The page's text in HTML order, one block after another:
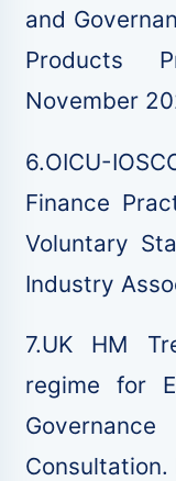
and
Products
November
6.OICU-
Finance
Voluntary
Industry
7.UK HM
regime for